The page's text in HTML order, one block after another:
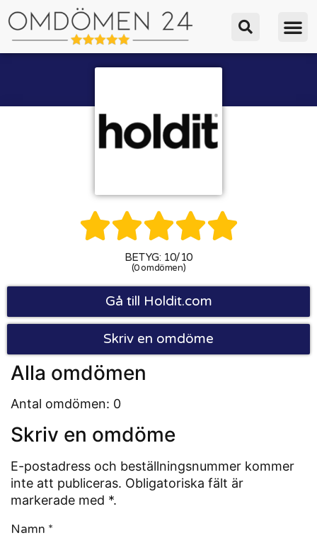

BETYG: 10/10
(0 omdömen)
Gå till Holdit.com
Skriv en omdöme
Alla omdömen
Antal omdömen: 0
Skriv en omdöme
E-postadress och beställningsnummer kommer
inte att publiceras. Obligatoriska fält är
markerade med *.
Namn *